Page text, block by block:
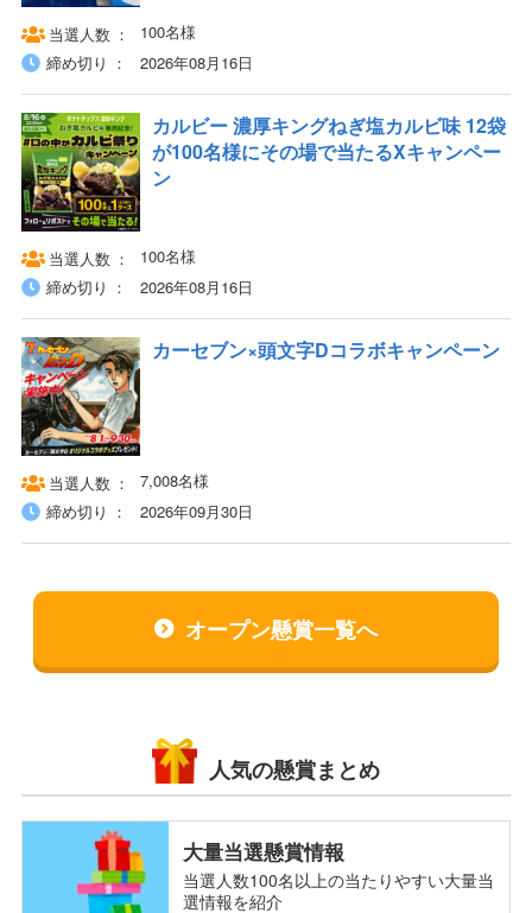
当選人数
100名様
締め切り
2026年08月16日
カルビー 濃厚キングねぎ塩カルビ味 12袋
が100名様にその場で当たるXキャンペー
ン
当選人数
100名様
締め切り
2026年08月16日
カーセブン×頭文字Dコラボキャンペーン
当選人数
7,008名様
締め切り
2026年09月30日
オープン懸賞一覧へ
人気の懸賞まとめ
大量当選懸賞情報
当選人数100名以上の当たりやすい大量当
選情報を紹介